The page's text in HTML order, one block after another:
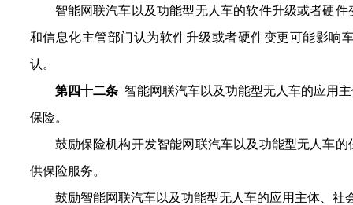
智能网联汽车 以及功能型无人车的软件升级或者硬件
和信息化主管部门认为软件升级或者硬件变更可能影响
认。
第四十二条智能网联汽车以及功能型无人车的应用
保险。
鼓励保险机构开发智能网联汽车以及功能型无人车
供保险服务。
鼓励智能网联汽车以及功能型无人车的应用主体、社